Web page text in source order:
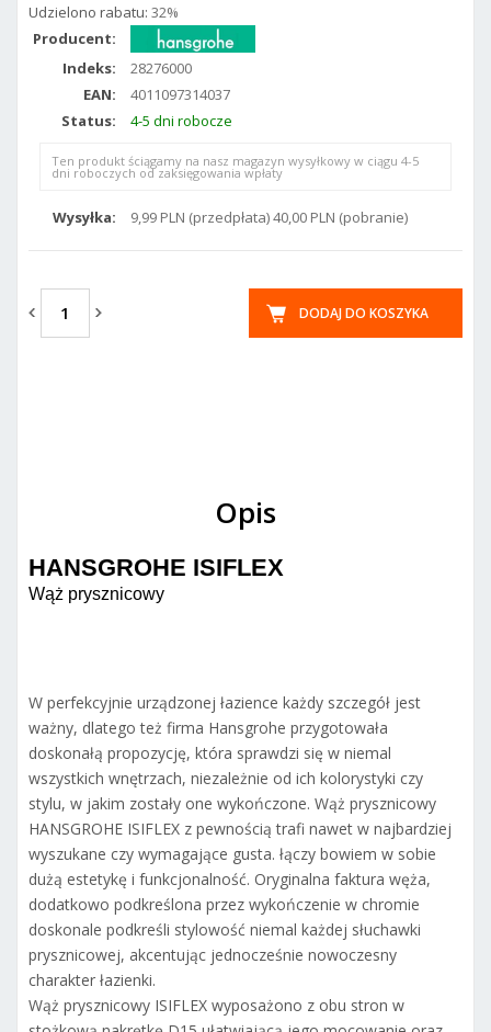
Udzielono rabatu: 32%
Producent:
Indeks:
28276000
EAN:
4011097314037
Status:
4-5 dni robocze
Ten produkt ściągamy na nasz magazyn wysyłkowy w ciągu 4-5
dni roboczych od zaksięgowania wpłaty
Wysyłka: 9,99 PLN (przedpłata) 40,00 PLN (pobranie)
DODAJ DO KOSZYKA
Opis
HANSGROHE ISIFLEX
Wąż prysznicowy
W perfekcyjnie urządzonej łazience każdy szczegół jest
ważny, dlatego też firma Hansgrohe przygotowała
doskonałą propozycję, która sprawdzi się w niemal
wszystkich wnętrzach, niezależnie od ich kolorystyki czy
stylu, w jakim zostały one wykończone. Wąż prysznicowy
HANSGROHE ISIFLEX z pewnością trafi nawet w najbardziej
wyszukane czy wymagające gusta. łączy bowiem w sobie
dużą estetykę i funkcjonalność. Oryginalna faktura węża,
dodatkowo podkreślona przez wykończenie w chromie
doskonale podkreśli stylowość niemal każdej słuchawki
prysznicowej, akcentując jednocześnie nowoczesny
charakter łazienki.
Wąż prysznicowy ISIFLEX wyposażono z obu stron w